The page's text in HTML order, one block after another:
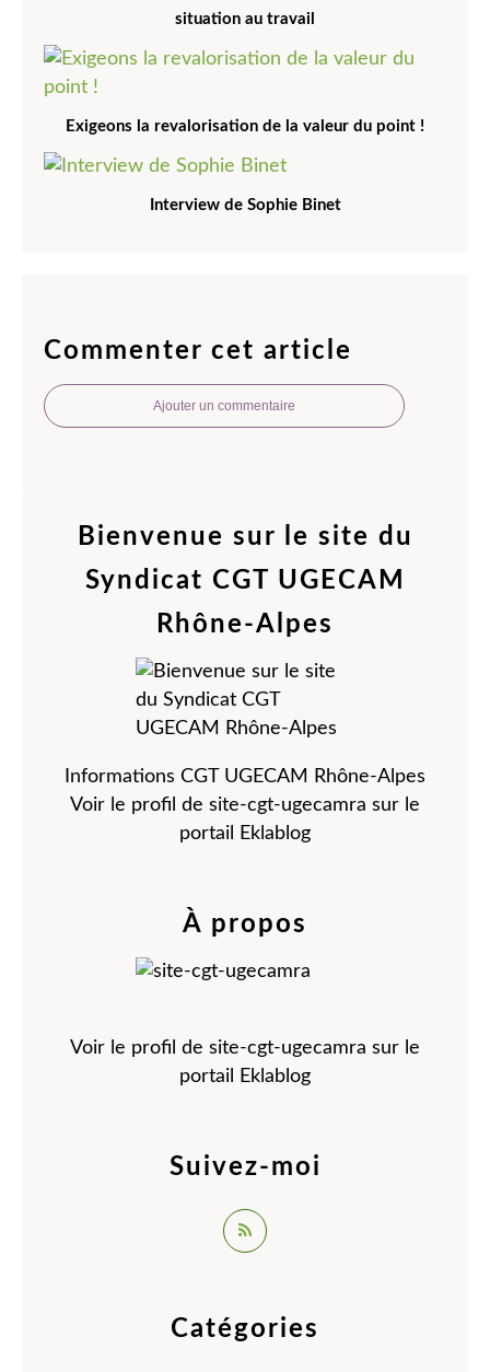
situation au travail
Exigeons la revalorisation de la valeur du point !
Interview de Sophie Binet
Commenter cet article
Ajouter un commentaire
Catégories
Bienvenue sur le site du
Syndicat CGT UGECAM
Rhône-Alpes
Informations CGT UGECAM Rhône-Alpes
Voir le profil de site-cgt-ugecamra sur le
portail Eklablog
Suivez-moi
À propos
Voir le profil de site-cgt-ugecamra sur le
portail Eklablog